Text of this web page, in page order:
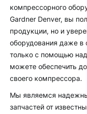
компрессорного
Gardner Denver, вы
продукции, но и
оборудования даже
только с помощью
можете обеспечить
своего компрессора.
Мы являемся
запчастей от